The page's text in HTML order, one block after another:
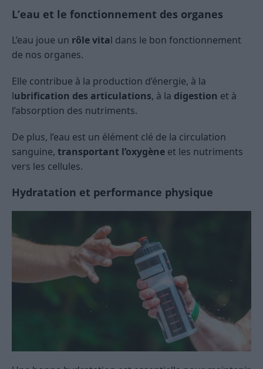
L’eau et le fonctionnement des organes
L’eau joue un rôle vital dans le bon fonctionnement
de nos organes.
Elle contribue à la production d’énergie, à la
lubrification des articulations, à la digestion et à
l’absorption des nutriments.
De plus, l’eau est un élément clé de la circulation
sanguine, transportant l’oxygène et les nutriments
vers les cellules.
Hydratation et performance physique